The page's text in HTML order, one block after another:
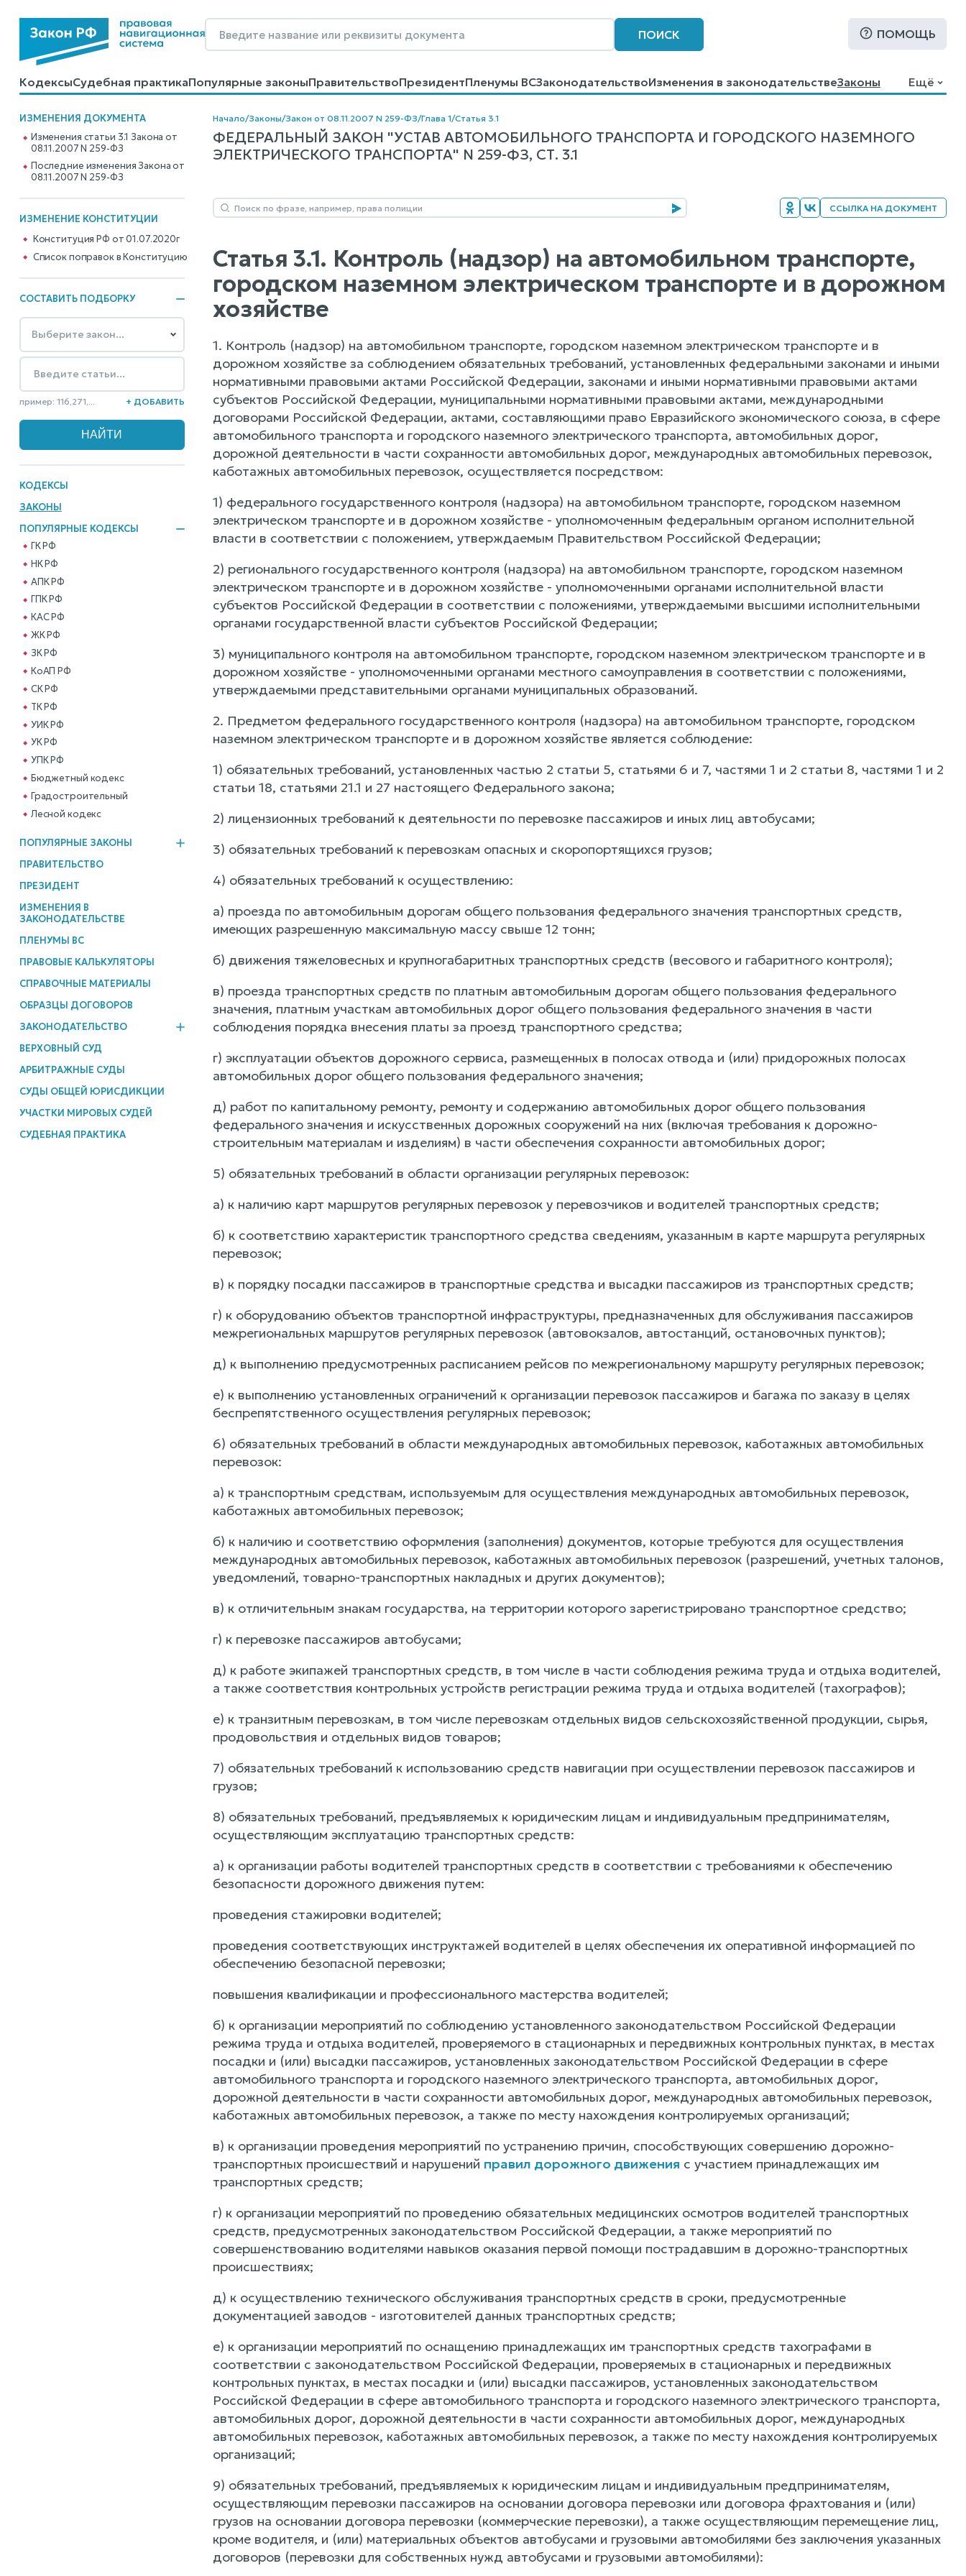
ПОИСК ПОМОЩЬ
КодексыСудебная практикаПопулярные законыПравительствоПрезидентПленумы ВСЗаконодательствоИзменения в законодательствеЗаконы
КалькуляторыСправочные материалыОбразцы договоровКонтактыПомощьПоиск
Ещё
ИЗМЕНЕНИЯ ДОКУМЕНТА
Изменения статьи 3.1 Закона от
08.11.2007 N 259-ФЗ
Последние изменения Закона от
08.11.2007 N 259-ФЗ
ИЗМЕНЕНИЕ КОНСТИТУЦИИ
Конституция РФ от 01.07.2020г
Cписок поправок в Конституцию
СОСТАВИТЬ ПОДБОРКУ
пример: 116,271,... + ДОБАВИТЬ
КОДЕКСЫ
ЗАКОНЫ
ПОПУЛЯРНЫЕ КОДЕКСЫ
ГК РФ
НК РФ
АПК РФ
ГПК РФ
КАС РФ
ЖК РФ
ЗК РФ
КоАП РФ
СК РФ
ТК РФ
УИК РФ
УК РФ
УПК РФ
Бюджетный кодекс
Градостроительный
Лесной кодекс
ПОПУЛЯРНЫЕ ЗАКОНЫ
ПРАВИТЕЛЬСТВО
ПРЕЗИДЕНТ
ИЗМЕНЕНИЯ В
ЗАКОНОДАТЕЛЬСТВЕ
ПЛЕНУМЫ ВС
ПРАВОВЫЕ КАЛЬКУЛЯТОРЫ
СПРАВОЧНЫЕ МАТЕРИАЛЫ
ОБРАЗЦЫ ДОГОВОРОВ
ЗАКОНОДАТЕЛЬСТВО
ВЕРХОВНЫЙ СУД
АРБИТРАЖНЫЕ СУДЫ
СУДЫ ОБЩЕЙ ЮРИСДИКЦИИ
УЧАСТКИ МИРОВЫХ СУДЕЙ
СУДЕБНАЯ ПРАКТИКА
Начало/Законы/Закон от 08.11.2007 N 259-ФЗ/Глава 1/Статья 3.1
ФЕДЕРАЛЬНЫЙ ЗАКОН "УСТАВ АВТОМОБИЛЬНОГО ТРАНСПОРТА И ГОРОДСКОГО НАЗЕМНОГО
ЭЛЕКТРИЧЕСКОГО ТРАНСПОРТА" N 259-ФЗ, СТ. 3.1
ССЫЛКА НА ДОКУМЕНТ
Статья 3.1. Контроль (надзор) на автомобильном транспорте,
городском наземном электрическом транспорте и в дорожном
хозяйстве
1. Контроль (надзор) на автомобильном транспорте, городском наземном электрическом транспорте и в
дорожном хозяйстве за соблюдением обязательных требований, установленных федеральными законами и иными
нормативными правовыми актами Российской Федерации, законами и иными нормативными правовыми актами
субъектов Российской Федерации, муниципальными нормативными правовыми актами, международными
договорами Российской Федерации, актами, составляющими право Евразийского экономического союза, в сфере
автомобильного транспорта и городского наземного электрического транспорта, автомобильных дорог,
дорожной деятельности в части сохранности автомобильных дорог, международных автомобильных перевозок,
каботажных автомобильных перевозок, осуществляется посредством:
1) федерального государственного контроля (надзора) на автомобильном транспорте, городском наземном
электрическом транспорте и в дорожном хозяйстве - уполномоченным федеральным органом исполнительной
власти в соответствии с положением, утверждаемым Правительством Российской Федерации;
2) регионального государственного контроля (надзора) на автомобильном транспорте, городском наземном
электрическом транспорте и в дорожном хозяйстве - уполномоченными органами исполнительной власти
субъектов Российской Федерации в соответствии с положениями, утверждаемыми высшими исполнительными
органами государственной власти субъектов Российской Федерации;
3) муниципального контроля на автомобильном транспорте, городском наземном электрическом транспорте и в
дорожном хозяйстве - уполномоченными органами местного самоуправления в соответствии с положениями,
утверждаемыми представительными органами муниципальных образований.
2. Предметом федерального государственного контроля (надзора) на автомобильном транспорте, городском
наземном электрическом транспорте и в дорожном хозяйстве является соблюдение:
1) обязательных требований, установленных частью 2 статьи 5, статьями 6 и 7, частями 1 и 2 статьи 8, частями 1 и 2
статьи 18, статьями 21.1 и 27 настоящего Федерального закона;
2) лицензионных требований к деятельности по перевозке пассажиров и иных лиц автобусами;
3) обязательных требований к перевозкам опасных и скоропортящихся грузов;
4) обязательных требований к осуществлению:
а) проезда по автомобильным дорогам общего пользования федерального значения транспортных средств,
имеющих разрешенную максимальную массу свыше 12 тонн;
б) движения тяжеловесных и крупногабаритных транспортных средств (весового и габаритного контроля);
в) проезда транспортных средств по платным автомобильным дорогам общего пользования федерального
значения, платным участкам автомобильных дорог общего пользования федерального значения в части
соблюдения порядка внесения платы за проезд транспортного средства;
г) эксплуатации объектов дорожного сервиса, размещенных в полосах отвода и (или) придорожных полосах
автомобильных дорог общего пользования федерального значения;
д) работ по капитальному ремонту, ремонту и содержанию автомобильных дорог общего пользования
федерального значения и искусственных дорожных сооружений на них (включая требования к дорожно-
строительным материалам и изделиям) в части обеспечения сохранности автомобильных дорог;
5) обязательных требований в области организации регулярных перевозок:
а) к наличию карт маршрутов регулярных перевозок у перевозчиков и водителей транспортных средств;
б) к соответствию характеристик транспортного средства сведениям, указанным в карте маршрута регулярных
перевозок;
в) к порядку посадки пассажиров в транспортные средства и высадки пассажиров из транспортных средств;
г) к оборудованию объектов транспортной инфраструктуры, предназначенных для обслуживания пассажиров
межрегиональных маршрутов регулярных перевозок (автовокзалов, автостанций, остановочных пунктов);
д) к выполнению предусмотренных расписанием рейсов по межрегиональному маршруту регулярных перевозок;
е) к выполнению установленных ограничений к организации перевозок пассажиров и багажа по заказу в целях
беспрепятственного осуществления регулярных перевозок;
6) обязательных требований в области международных автомобильных перевозок, каботажных автомобильных
перевозок:
а) к транспортным средствам, используемым для осуществления международных автомобильных перевозок,
каботажных автомобильных перевозок;
б) к наличию и соответствию оформления (заполнения) документов, которые требуются для осуществления
международных автомобильных перевозок, каботажных автомобильных перевозок (разрешений, учетных талонов,
уведомлений, товарно-транспортных накладных и других документов);
в) к отличительным знакам государства, на территории которого зарегистрировано транспортное средство;
г) к перевозке пассажиров автобусами;
д) к работе экипажей транспортных средств, в том числе в части соблюдения режима труда и отдыха водителей,
а также соответствия контрольных устройств регистрации режима труда и отдыха водителей (тахографов);
е) к транзитным перевозкам, в том числе перевозкам отдельных видов сельскохозяйственной продукции, сырья,
продовольствия и отдельных видов товаров;
7) обязательных требований к использованию средств навигации при осуществлении перевозок пассажиров и
грузов;
8) обязательных требований, предъявляемых к юридическим лицам и индивидуальным предпринимателям,
осуществляющим эксплуатацию транспортных средств:
а) к организации работы водителей транспортных средств в соответствии с требованиями к обеспечению
безопасности дорожного движения путем:
проведения стажировки водителей;
проведения соответствующих инструктажей водителей в целях обеспечения их оперативной информацией по
обеспечению безопасной перевозки;
повышения квалификации и профессионального мастерства водителей;
б) к организации мероприятий по соблюдению установленного законодательством Российской Федерации
режима труда и отдыха водителей, проверяемого в стационарных и передвижных контрольных пунктах, в местах
посадки и (или) высадки пассажиров, установленных законодательством Российской Федерации в сфере
автомобильного транспорта и городского наземного электрического транспорта, автомобильных дорог,
дорожной деятельности в части сохранности автомобильных дорог, международных автомобильных перевозок,
каботажных автомобильных перевозок, а также по месту нахождения контролируемых организаций;
в) к организации проведения мероприятий по устранению причин, способствующих совершению дорожно-
транспортных происшествий и нарушений правил дорожного движения с участием принадлежащих им
транспортных средств;
г) к организации мероприятий по проведению обязательных медицинских осмотров водителей транспортных
средств, предусмотренных законодательством Российской Федерации, а также мероприятий по
совершенствованию водителями навыков оказания первой помощи пострадавшим в дорожно-транспортных
происшествиях;
д) к осуществлению технического обслуживания транспортных средств в сроки, предусмотренные
документацией заводов - изготовителей данных транспортных средств;
е) к организации мероприятий по оснащению принадлежащих им транспортных средств тахографами в
соответствии с законодательством Российской Федерации, проверяемых в стационарных и передвижных
контрольных пунктах, в местах посадки и (или) высадки пассажиров, установленных законодательством
Российской Федерации в сфере автомобильного транспорта и городского наземного электрического транспорта,
автомобильных дорог, дорожной деятельности в части сохранности автомобильных дорог, международных
автомобильных перевозок, каботажных автомобильных перевозок, а также по месту нахождения контролируемых
организаций;
9) обязательных требований, предъявляемых к юридическим лицам и индивидуальным предпринимателям,
осуществляющим перевозки пассажиров на основании договора перевозки или договора фрахтования и (или)
грузов на основании договора перевозки (коммерческие перевозки), а также осуществляющим перемещение лиц,
кроме водителя, и (или) материальных объектов автобусами и грузовыми автомобилями без заключения указанных
договоров (перевозки для собственных нужд автобусами и грузовыми автомобилями):